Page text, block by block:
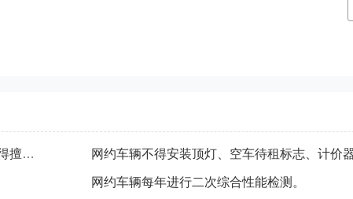
网约车平台公司应当保证网络运行平台的可靠性，提供连续服务，不得擅自中止服务。
网约车辆每年进行二次综合性能检测。